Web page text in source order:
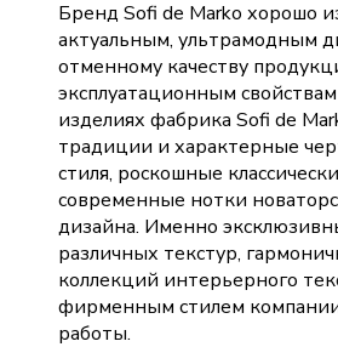
Бренд Sofi de Marko хорошо
актуальным, ультрамодным
отменному качеству
эксплуатационным
изделиях фабрика Sofi de
традиции и характерные
стиля, роскошные
современные нотки
дизайна. Именно
различных текстур,
коллекций интерьерного
фирменным стилем
работы.